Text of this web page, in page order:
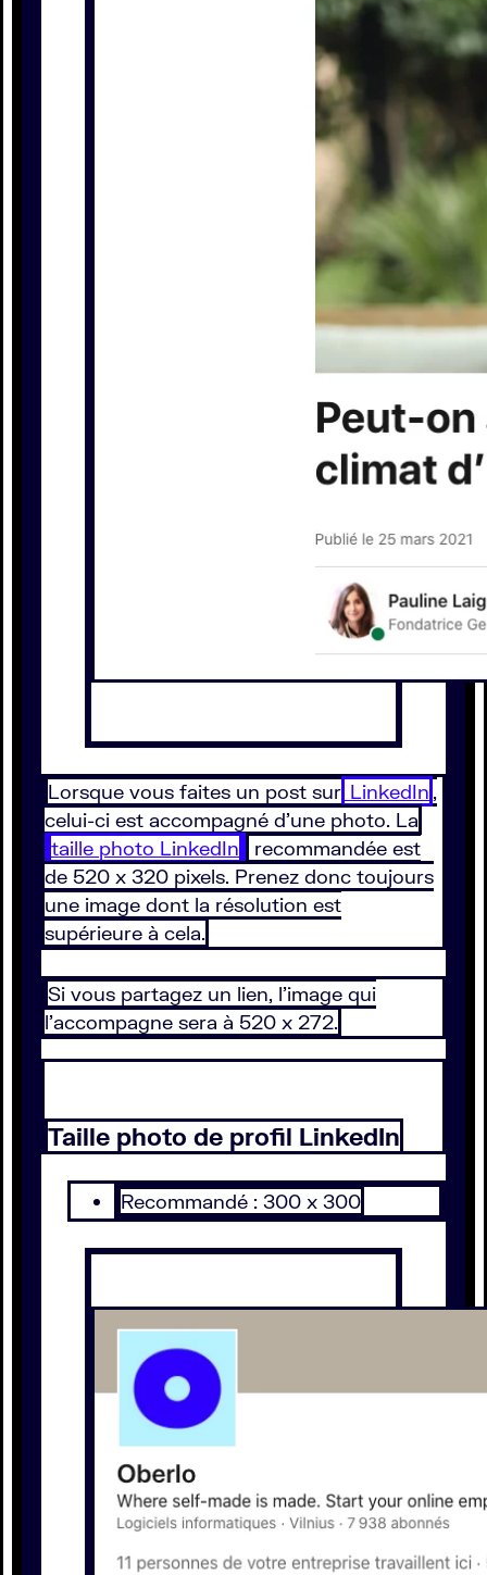
Lorsque vous faites un post sur LinkedIn ,
celui-ci est accompagné d’une photo. La
taille photo LinkedIn
recommandée est
de 520 x 320 pixels. Prenez donc toujours
une image dont la résolution est
supérieure à cela.
Si vous partagez un lien, l’image qui
l’accompagne sera à 520 x 272.
Taille photo de profil LinkedIn
Recommandé : 300 x 300